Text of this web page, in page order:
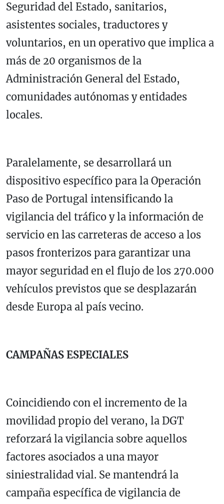
Seguridad del Estado, sanitarios,
asistentes sociales, traductores y
voluntarios, en un operativo que implica a
más de 20 organismos de la
Administración General del Estado,
comunidades autónomas y entidades
locales.
Paralelamente, se desarrollará un
dispositivo específico para la Operación
Paso de Portugal intensificando la
vigilancia del tráfico y la información de
servicio en las carreteras de acceso a los
pasos fronterizos para garantizar una
mayor seguridad en el flujo de los 270.000
vehículos previstos que se desplazarán
desde Europa al país vecino.
CAMPAÑAS ESPECIALES
Coincidiendo con el incremento de la
movilidad propio del verano, la DGT
reforzará la vigilancia sobre aquellos
factores asociados a una mayor
siniestralidad vial. Se mantendrá la
campaña específica de vigilancia de